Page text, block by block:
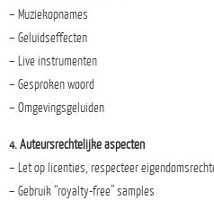
– Muziekopnames
– Geluidseffecten
– Live instrumenten
– Gesproken woord
– Omgevingsgeluiden
4. Auteursrechtelijke aspecten
– Let op licenties, respecteer
– Gebruik “royalty-free” samples